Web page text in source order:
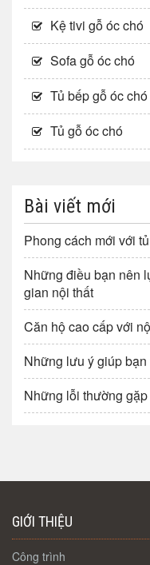
Kệ tivi gỗ óc chó
Sofa gỗ óc chó
Tủ bếp gỗ óc chó
Tủ gỗ óc chó
Bài viết mới
Phong cách mới với
Những điều bạn nên
gian nội thất
Căn hộ cao cấp với
Những lưu ý giúp
Những lỗi thường
GIỚI THIỆU
Công trình